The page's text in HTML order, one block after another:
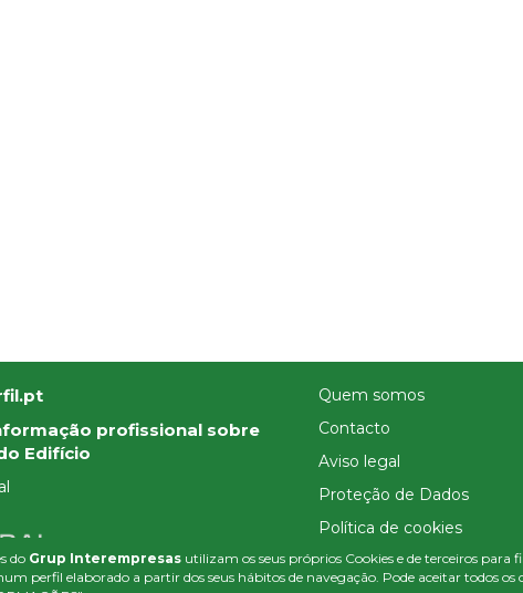
do Grup Interempresas utilizam os seus próprios Cookies e de terceiros
perfil elaborado a partir dos seus hábitos de navegação. Pode aceitar todos
profissional sobre
Edifício
Quem somos
Contacto
Aviso legal
Proteção de Dados
Política de cookies
Política de Privacidade